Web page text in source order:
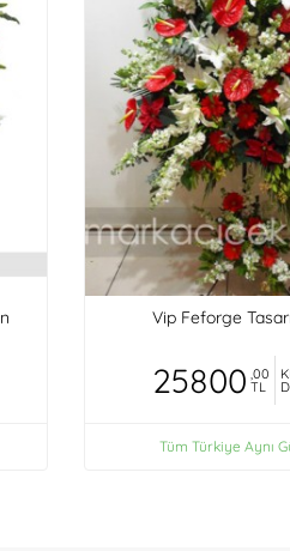
Vip Feforge
25800 ,00
TL
Tüm Türkiye Aynı